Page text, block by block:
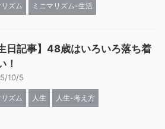
ズム ミニマリズム-生活
日記事】48歳はいろいろ落ち着
！
10/5
ズム 人生 人生-考え方